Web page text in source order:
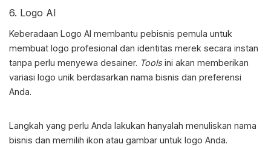
6. Logo AI
Keberadaan Logo AI membantu pebisnis pemula untuk
membuat logo profesional dan identitas merek secara instan
tanpa perlu menyewa desainer. Toolsini akan memberikan
variasi logo unik berdasarkan nama bisnis dan preferensi
Anda.
Langkah yang perlu Anda lakukan hanyalah menuliskan nama
bisnis dan memilih ikon atau gambar untuk logo Anda.